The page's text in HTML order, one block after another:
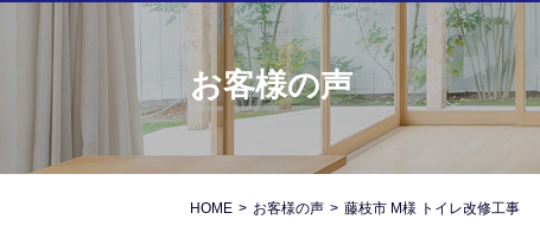
お客様の声
HOME お客様の声 藤枝市 M様 トイレ改修工事